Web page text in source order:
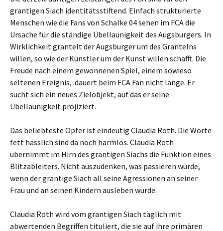
grantigen Siach identitätsstiftend. Einfach strukturierte
Menschen wie die Fans von Schalke 04 sehen im FCA die
Ursache für die ständige Übellaunigkeit des Augsburgers. In
Wirklichkeit grantelt der Augsburger um des Grantelns
willen, so wie der Künstler um der Kunst willen schafft. Die
Freude nach einem gewonnenen Spiel, einem sowieso
seltenen Ereignis, dauert beim FCA Fan nicht lange. Er
sucht sich ein neues Zielobjekt, auf das er seine
Übellaunigkeit projiziert.
Das beliebteste Opfer ist eindeutig Claudia Roth. Die Worte
fett hässlich sind da noch harmlos. Claudia Roth
übernimmt im Hirn des grantigen Siachs die Funktion eines
Blitzableiters. Nicht auszudenken, was passieren würde,
wenn der grantige Siach all seine Agressionen an seiner
Frau und an seinen Kindern ausleben würde.
Claudia Roth wird vom grantigen Siach täglich mit
abwertenden Begriffen tituliert, die sie auf ihre primären